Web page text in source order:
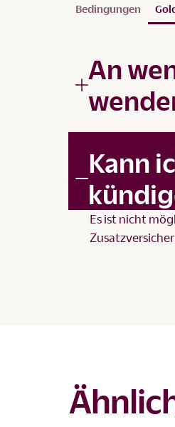
Bedingungen
An
Kann
Es ist nicht